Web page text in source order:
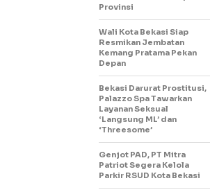
Provinsi
Wali Kota Bekasi Siap
Resmikan Jembatan
Kemang Pratama Pekan
Depan
Bekasi Darurat Prostitusi,
Palazzo Spa Tawarkan
Layanan Seksual
‘Langsung ML’ dan
‘Threesome’
Genjot PAD, PT Mitra
Patriot Segera Kelola
Parkir RSUD Kota Bekasi